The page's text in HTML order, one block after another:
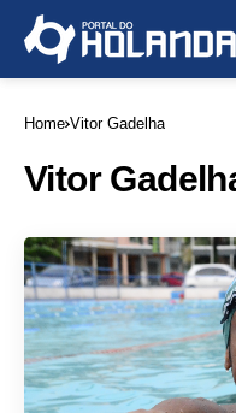
Home Vitor Gadelha
Vitor